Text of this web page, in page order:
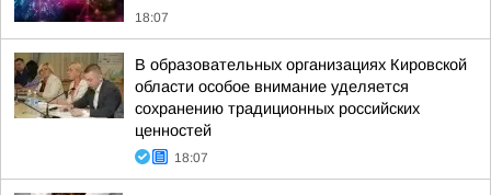
18:07
В образовательных организациях Кировской
области особое внимание уделяется
сохранению традиционных российских
ценностей
18:07